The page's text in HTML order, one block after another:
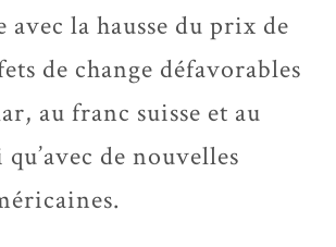
avec la hausse du prix de
de change défavorables
au franc suisse et au
de nouvelles